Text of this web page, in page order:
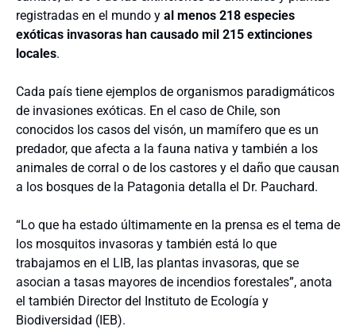
registradas en el mundo y al menos 218 especies
exóticas invasoras han causado mil 215 extinciones
locales.
Cada país tiene ejemplos de organismos paradigmáticos
de invasiones exóticas. En el caso de Chile, son
conocidos los casos del visón, un mamífero que es un
predador, que afecta a la fauna nativa y también a los
animales de corral o de los castores y el daño que causan
a los bosques de la Patagonia detalla el Dr. Pauchard.
“Lo que ha estado últimamente en la prensa es el tema de
los mosquitos invasoras y también está lo que
trabajamos en el LIB, las plantas invasoras, que se
asocian a tasas mayores de incendios forestales”, anota
el también Director del Instituto de Ecología y
Biodiversidad (IEB).